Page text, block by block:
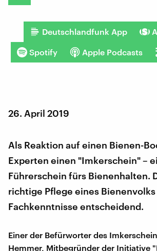
Deutschlandfunk App
Spotify Apple Podcasts
26. April 2019
Als Reaktion auf einen Bienen-
Experten einen "Imkerschein" –
Führerschein fürs Bienenhalten.
richtige Pflege eines
Fachkenntnisse entscheidend.
Einer der Befürworter des
Hemmer, Mitbegründer der Initiative